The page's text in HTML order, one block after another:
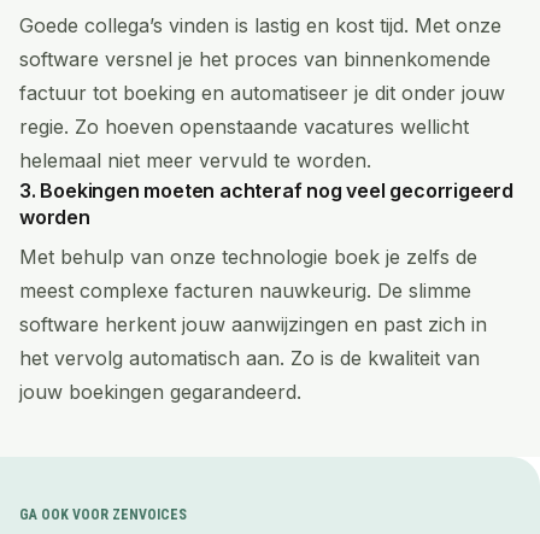
Goede collega’s vinden is lastig en kost tijd. Met onze
software versnel je het proces van binnenkomende
factuur tot boeking en automatiseer je dit onder jouw
regie. Zo hoeven openstaande vacatures wellicht
helemaal niet meer vervuld te worden.
3. Boekingen moeten achteraf nog veel gecorrigeerd
worden
Met behulp van onze technologie boek je zelfs de
meest complexe facturen nauwkeurig. De slimme
software herkent jouw aanwijzingen en past zich in
het vervolg automatisch aan. Zo is de kwaliteit van
jouw boekingen gegarandeerd.
GA OOK VOOR ZENVOICES